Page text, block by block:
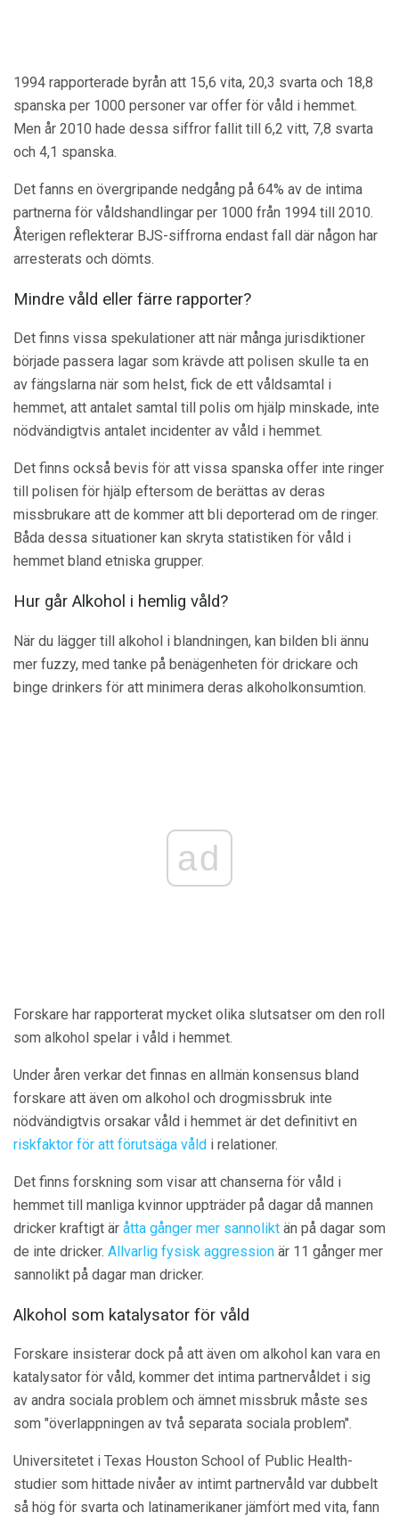
1994 rapporterade byrån att 15,6 vita, 20,3 svarta och 18,8
spanska per 1000 personer var offer för våld i hemmet.
Men år 2010 hade dessa siffror fallit till 6,2 vitt, 7,8 svarta
och 4,1 spanska.
Det fanns en övergripande nedgång på 64% av de intima
partnerna för våldshandlingar per 1000 från 1994 till 2010.
Återigen reflekterar BJS-siffrorna endast fall där någon har
arresterats och dömts.
Mindre våld eller färre rapporter?
Det finns vissa spekulationer att när många jurisdiktioner
började passera lagar som krävde att polisen skulle ta en
av fängslarna när som helst, fick de ett våldsamtal i
hemmet, att antalet samtal till polis om hjälp minskade, inte
nödvändigtvis antalet incidenter av våld i hemmet.
Det finns också bevis för att vissa spanska offer inte ringer
till polisen för hjälp eftersom de berättas av deras
missbrukare att de kommer att bli deporterad om de ringer.
Båda dessa situationer kan skryta statistiken för våld i
hemmet bland etniska grupper.
Hur går Alkohol i hemlig våld?
När du lägger till alkohol i blandningen, kan bilden bli ännu
mer fuzzy, med tanke på benägenheten för drickare och
binge drinkers för att minimera deras alkoholkonsumtion.
ad
Forskare har rapporterat mycket olika slutsatser om den roll
som alkohol spelar i våld i hemmet.
Under åren verkar det finnas en allmän konsensus bland
forskare att även om alkohol och drogmissbruk inte
nödvändigtvis orsakar våld i hemmet är det definitivt en
riskfaktor för att förutsäga våld i relationer.
Det finns forskning som visar att chanserna för våld i
hemmet till manliga kvinnor uppträder på dagar då mannen
dricker kraftigt är åtta gånger mer sannolikt än på dagar som
de inte dricker. Allvarlig fysisk aggression är 11 gånger mer
sannolikt på dagar man dricker.
Alkohol som katalysator för våld
Forskare insisterar dock på att även om alkohol kan vara en
katalysator för våld, kommer det intima partnervåldet i sig
av andra sociala problem och ämnet missbruk måste ses
som "överlappningen av två separata sociala problem".
Universitetet i Texas Houston School of Public Health-
studier som hittade nivåer av intimt partnervåld var dubbelt
så hög för svarta och latinamerikaner jämfört med vita, fann